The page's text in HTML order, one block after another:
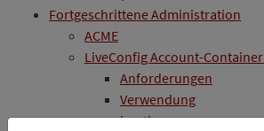
Fortgeschrittene Administration
ACME
LiveConfig Account-Container
Anforderungen
Verwendung
lacctl